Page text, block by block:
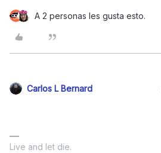
A 2 personas les gusta esto.
Carlos L Bernard
Live and let die.